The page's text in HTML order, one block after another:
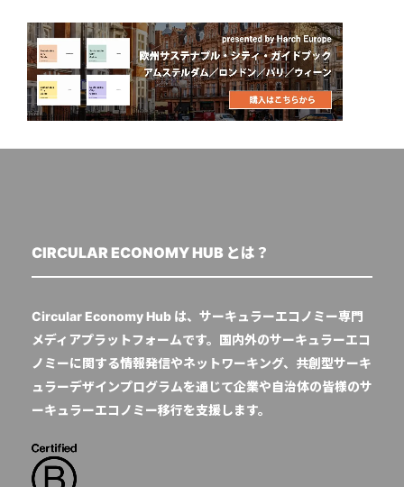
CIRCULAR ECONOMY HUB とは？
Circular Economy Hub は、サーキュラーエコノミー専門
メディアプラットフォームです。国内外のサーキュラーエコ
ノミーに関する情報発信やネットワーキング、共創型サーキ
ュラーデザインプログラムを通じて企業や自治体の皆様のサ
ーキュラーエコノミー移行を支援します。